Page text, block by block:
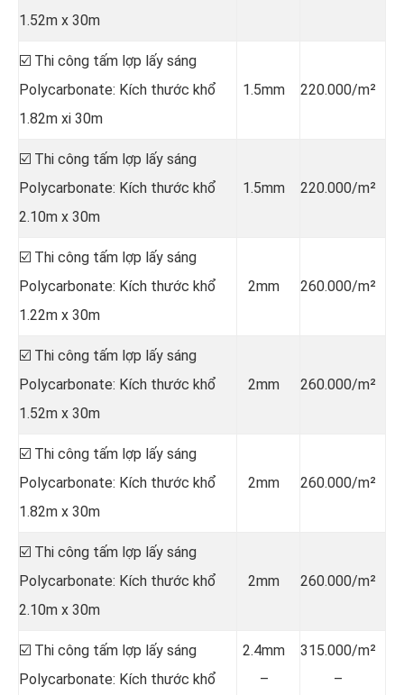
1.52m x 30m
☑️ Thi công tấm lợp lấy sáng
Polycarbonate: Kích thước khổ
1.82m xi 30m
1.5mm 220.000/m²
☑️ Thi công tấm lợp lấy sáng
Polycarbonate: Kích thước khổ
2.10m x 30m
1.5mm 220.000/m²
☑️ Thi công tấm lợp lấy sáng
Polycarbonate: Kích thước khổ
1.22m x 30m
2mm 260.000/m²
☑️ Thi công tấm lợp lấy sáng
Polycarbonate: Kích thước khổ
1.52m x 30m
2mm 260.000/m²
☑️ Thi công tấm lợp lấy sáng
Polycarbonate: Kích thước khổ
1.82m x 30m
2mm 260.000/m²
☑️ Thi công tấm lợp lấy sáng
Polycarbonate: Kích thước khổ
2.10m x 30m
2mm 260.000/m²
☑️ Thi công tấm lợp lấy sáng
Polycarbonate: Kích thước khổ
2.4mm
–
315.000/m²
–